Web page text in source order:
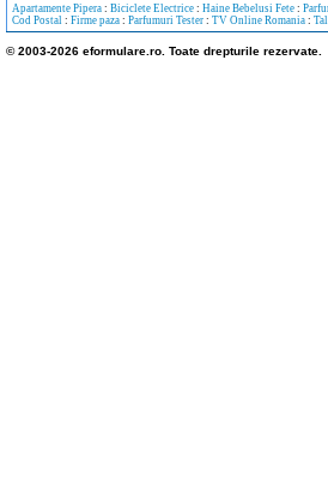
Apartamente Pipera : Biciclete Electrice : Haine Bebelusi Fete :
Cod Postal : Firme paza : Parfumuri Tester : TV Online Romania :
© 2003-2026 eformulare.ro. Toate drepturile rezervate.